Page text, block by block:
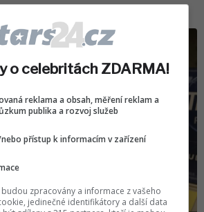
o celebritách ZDARMA!
reklama a obsah, měření reklam a
publika a rozvoj služeb
přístup k informacím v zařízení
zpracovány a informace z vašeho
jedinečné identifikátory a další data